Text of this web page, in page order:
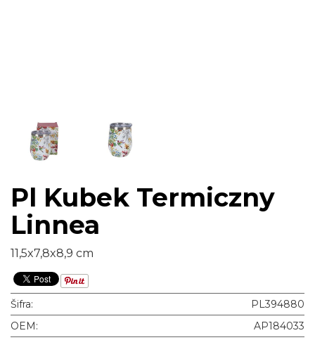
Pl Kubek Termiczny
Linnea
11,5x7,8x8,9 cm
Šifra:
PL394880
OEM:
AP184033